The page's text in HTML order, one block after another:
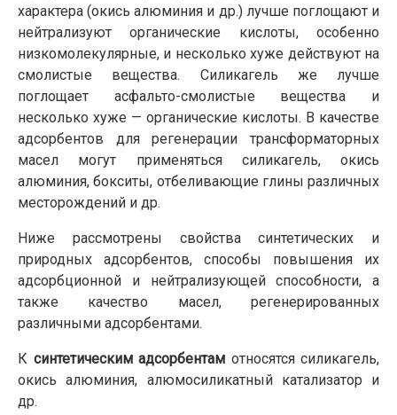
характера (окись алюминия и др.) лучше поглощают и
нейтрализуют органические кислоты, особенно
низкомолекулярные, и несколько хуже действуют на
смолистые вещества. Силикагель же лучше
поглощает асфальто-смолистые вещества и
несколько хуже — органические кислоты. В качестве
адсорбентов для регенерации трансформаторных
масел могут применяться силикагель, окись
алюминия, бокситы, отбеливающие глины различных
месторождений и др.
Ниже рассмотрены свойства синтетических и
природных адсорбентов, способы повышения их
адсорбционной и нейтрализующей способности, а
также качество масел, регенерированных
различными адсорбентами.
К синтетическим адсорбентам относятся силикагель,
окись алюминия, алюмосиликатный катализатор и
др.